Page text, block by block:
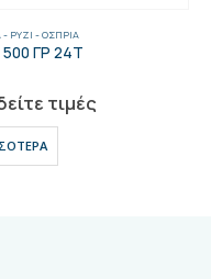
- ΡΎΖΙ - ΌΣΠΡΙΑ
500 ΓΡ
5
δείτε τιμές